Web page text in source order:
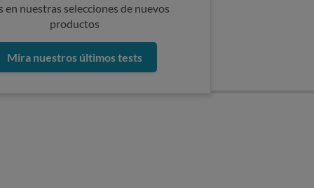
en nuestras selecciones de nuevos
productos
Mira nuestros últimos tests